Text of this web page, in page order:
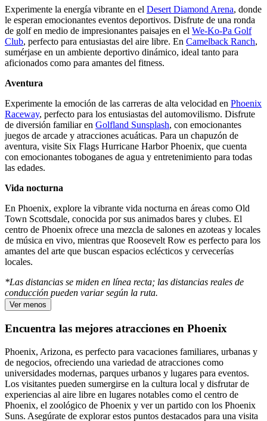
Experimente la energía vibrante en el Desert Diamond Arena, donde
le esperan emocionantes eventos deportivos. Disfrute de una ronda
de golf en medio de impresionantes paisajes en el We-Ko-Pa Golf
Club, perfecto para entusiastas del aire libre. En Camelback Ranch,
sumérjase en un ambiente deportivo dinámico, ideal tanto para
aficionados como para amantes del fitness.
Aventura
Experimente la emoción de las carreras de alta velocidad en Phoenix
Raceway, perfecto para los entusiastas del automovilismo. Disfrute
de diversión familiar en Golfland Sunsplash, con emocionantes
juegos de arcade y atracciones acuáticas. Para un chapuzón de
aventura, visite Six Flags Hurricane Harbor Phoenix, que cuenta
con emocionantes toboganes de agua y entretenimiento para todas
las edades.
Vida nocturna
En Phoenix, explore la vibrante vida nocturna en áreas como Old
Town Scottsdale, conocida por sus animados bares y clubes. El
centro de Phoenix ofrece una mezcla de salones en azoteas y locales
de música en vivo, mientras que Roosevelt Row es perfecto para los
amantes del arte que buscan espacios eclécticos y cervecerías
locales.
*Las distancias se miden en línea recta; las distancias reales de
conducción pueden variar según la ruta.
Ver menos
Encuentra las mejores atracciones en Phoenix
Phoenix, Arizona, es perfecto para vacaciones familiares, urbanas y
de negocios, ofreciendo una variedad de atracciones como
universidades modernas, parques urbanos y lugares para eventos.
Los visitantes pueden sumergirse en la cultura local y disfrutar de
experiencias al aire libre en lugares notables como el centro de
Phoenix, el zoológico de Phoenix y ver un partido con los Phoenix
Suns. Asegúrate de explorar estos puntos destacados para una visita